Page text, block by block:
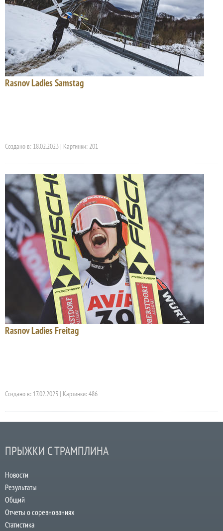
Rasnov Ladies Samstag
Создано в: 18.02.2023 | Картинки: 201
Rasnov Ladies Freitag
Создано в: 17.02.2023 | Картинки: 486
ПРЫЖКИ С ТРАМПЛИНА
Новости
Результаты
Общий
Отчеты о соревнованиях
Статистика